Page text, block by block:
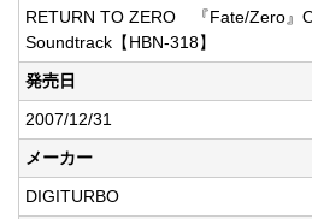
RETURN TO ZERO 『Fate/Zero』
Soundtrack【HBN-318】
発売日
2007/12/31
メーカー
DIGITURBO